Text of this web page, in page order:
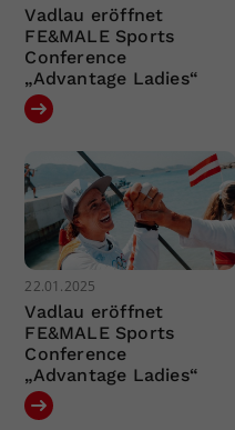
Vadlau eröffnet
FE&MALE Sports
Conference
„Advantage Ladies“
22.01.2025
Vadlau eröffnet
FE&MALE Sports
Conference
„Advantage Ladies“